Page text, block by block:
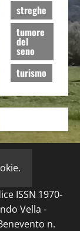
streghe
tumore
del
seno
turismo
ISSN 1970-
Vella -
n.